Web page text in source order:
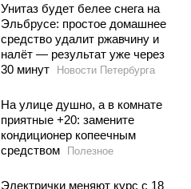
Унитаз будет белее снега на
Эльбрусе: простое домашнее
средство удалит ржавчину и
налёт — результат уже через
30 минут
Новости Петербурга
На улице душно, а в комнате
приятные +20: замените
кондиционер копеечным
средством
Полезное
Электрички меняют курс с 18